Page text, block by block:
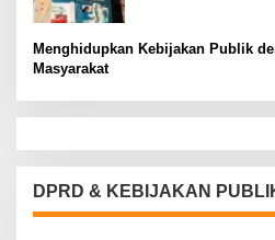
Menghidupkan Kebijakan Publik
Masyarakat
DPRD & KEBIJAKAN